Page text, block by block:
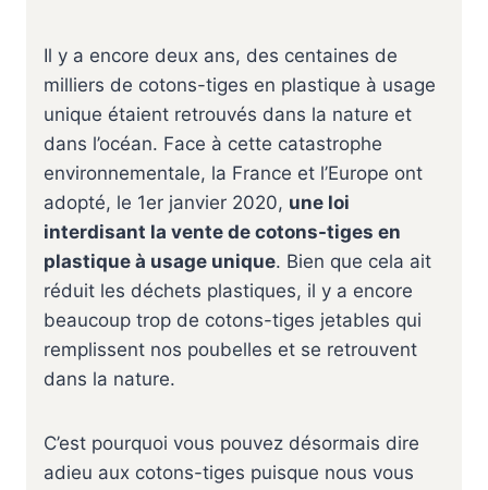
Il y a encore deux ans, des centaines de
milliers de cotons-tiges en plastique à usage
unique étaient retrouvés dans la nature et
dans l’océan. Face à cette catastrophe
environnementale, la France et l’Europe ont
adopté, le 1er janvier 2020, une loi
interdisant la vente de cotons-tiges en
plastique à usage unique. Bien que cela ait
réduit les déchets plastiques, il y a encore
beaucoup trop de cotons-tiges jetables qui
remplissent nos poubelles et se retrouvent
dans la nature.
C’est pourquoi vous pouvez désormais dire
adieu aux cotons-tiges puisque nous vous